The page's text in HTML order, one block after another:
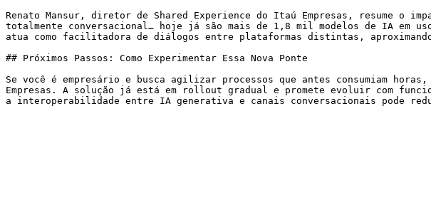
Renato Mansur, diretor de Shared Experience do Itaú Empresas, resume o
totalmente conversacional… hoje já são mais de 1,8 mil modelos de IA em
atua como facilitadora de diálogos entre plataformas distintas,
## Próximos Passos: Como Experimentar Essa Nova Ponte
Se você é empresário e busca agilizar processos que antes consumiam
Empresas. A solução já está em rollout gradual e promete evoluir com
a interoperabilidade entre IA generativa e canais conversacionais pode